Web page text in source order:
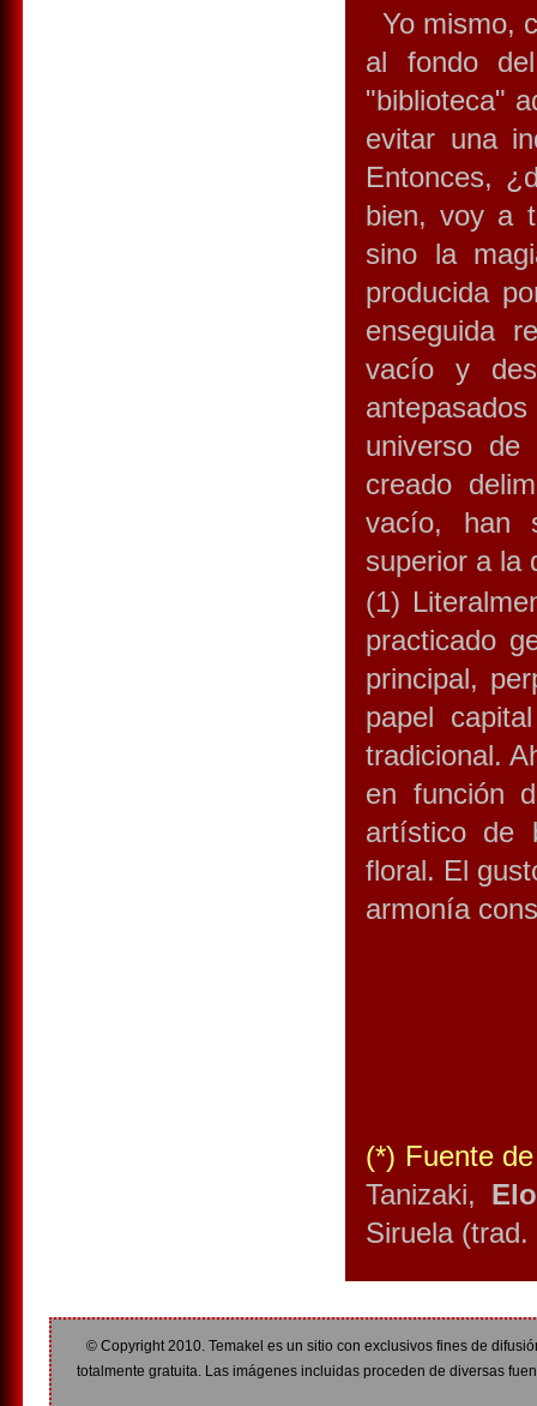
Yo mismo,
al fondo del
"biblioteca"
evitar una
Entonces,
bien, voy a
sino la
producida
enseguida
vacío y
universo de
creado
vacío, han
superior a la
(1)
practicado
principal,
papel
tradicional.
en función
artístico de
floral. El
armonía
(*) Fuente
Tanizaki,
Siruela
© Copyright 2010. Temakel es un sitio con exclusivos fines de
totalmente gratuita. Las imágenes incluidas proceden de diversas